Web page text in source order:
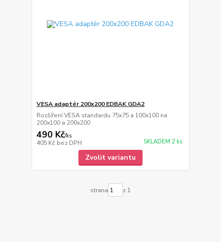
VESA adaptér 200x200 EDBAK GDA2
Rozšíření VESA standardu 75x75 a 100x100 na
200x100 a 200x200
490 Kč/ks
405 Kč bez DPH SKLADEM 2 ks
Zvolit variantu
strana z 1